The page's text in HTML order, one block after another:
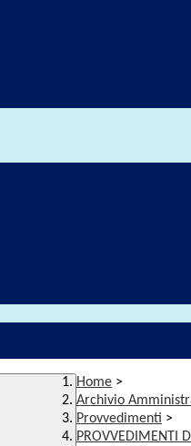
Home >
Archivio
Provvedimenti >
PROVVEDIMENTI